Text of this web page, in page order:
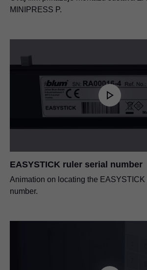
MINIPRESS P.
EASYSTICK ruler serial number
Animation on locating the EASYSTICK
number.